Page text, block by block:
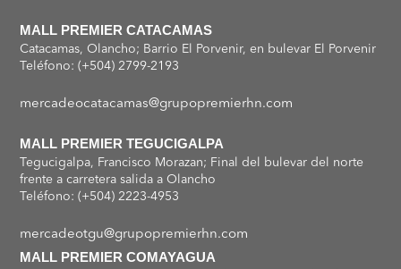
MALL PREMIER CATACAMAS
Catacamas, Olancho; Barrio El Porvenir, en bulevar El Porvenir
Teléfono: (+504) 2799-2193
mercadeocatacamas@grupopremierhn.com
MALL PREMIER TEGUCIGALPA
Tegucigalpa, Francisco Morazan; Final del bulevar del norte
frente a carretera salida a Olancho
Teléfono: (+504) 2223-4953
mercadeotgu@grupopremierhn.com
MALL PREMIER COMAYAGUA